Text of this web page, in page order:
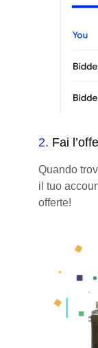
2. Fai
Quando
il tuo
offerte!